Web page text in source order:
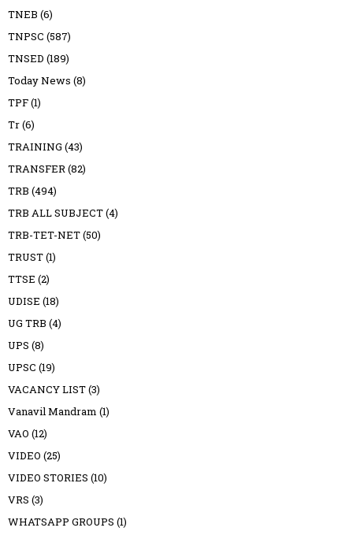
TNEB (6)
TNPSC (587)
TNSED (189)
Today News (8)
TPF(1)
Tr(6)
TRAINING (43)
TRANSFER(82)
TRB (494)
TRB ALL SUBJECT(4)
TRB-TET-NET(50)
TRUST(1)
TTSE (2)
UDISE (18)
UG TRB (4)
UPS (8)
UPSC (19)
VACANCY LIST(3)
Vanavil Mandram (1)
VAO (12)
VIDEO (25)
VIDEO STORIES (10)
VRS (3)
WHATSAPP GROUPS (1)